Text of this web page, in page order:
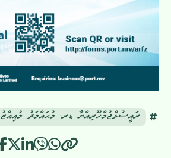
ރައީސުލްޖުމްހޫރިއްޔާ ޑރ. މުޙައްމަދު މުޢިއްޒު